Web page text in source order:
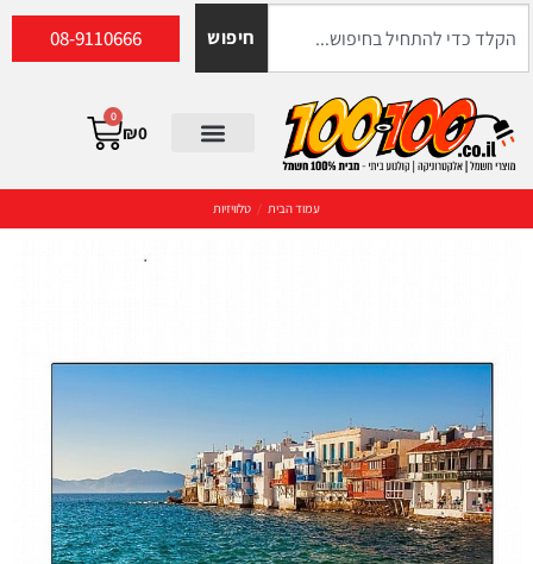
חיפוש 08-9110666
₪0
0
עמוד הבית / טלוויזיות